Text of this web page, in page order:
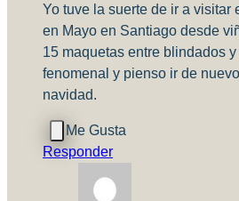
Yo tuve la suerte de ir a visitar
en Mayo en Santiago desde
15 maquetas entre blindados
fenomenal y pienso ir de
navidad.
Responder